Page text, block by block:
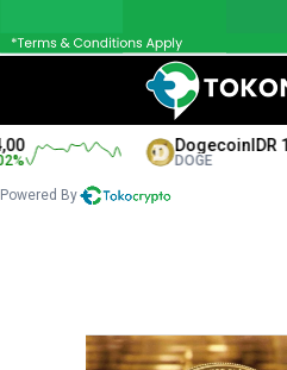
DogecoinIDR 1.256,00
DOGE
Powered By